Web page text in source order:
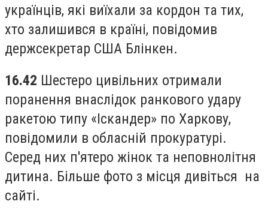
українців, які виїхали за кордон та тих,
хто залишився в країні, повідомив
держсекретар США Блінкен.
16.42 Шестеро цивільних отримали
поранення внаслідок ранкового удару
ракетою типу «Іскандер» по Харкову,
повідомили в обласній прокуратурі.
Серед них п'ятеро жінок та неповнолітня
дитина. Більше фото з місця дивіться на
сайті.